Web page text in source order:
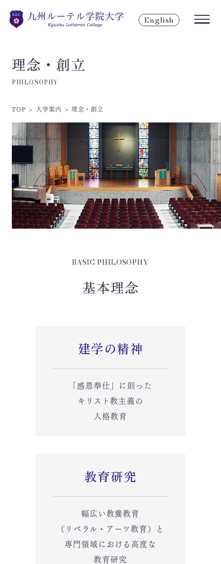
English
理念・創立
PHILOSOPHY
TOP > 大学案内 > 理念・創立
BASIC PHILOSOPHY
基本理念
建学の精神
「感恩奉仕」に則った
キリスト教主義の
人格教育
教育研究
幅広い教養教育
（リベラル・アーツ教育）と
専門領域における高度な
教育研究